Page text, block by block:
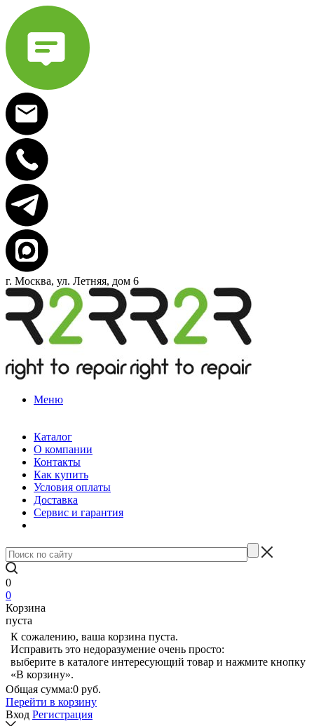
г. Москва, ул. Летняя, дом 6
Меню
Каталог
О компании
Контакты
Как купить
Условия оплаты
Доставка
Сервис и гарантия
0
0
Корзина
пуста
К сожалению, ваша корзина пуста.
Исправить это недоразумение очень просто:
выберите в каталоге интересующий товар и нажмите кнопку
«В корзину».
Общая сумма:0 руб.
Перейти в корзину
Вход Регистрация